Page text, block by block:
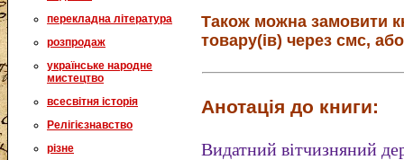
перекладна література
розпродаж
українське народне
мистецтво
всесвітня історія
Релігієзнавство
різне
Також можна замовити
товару(ів) через смс,
Анотація до книги:
Видатний вітчизняний